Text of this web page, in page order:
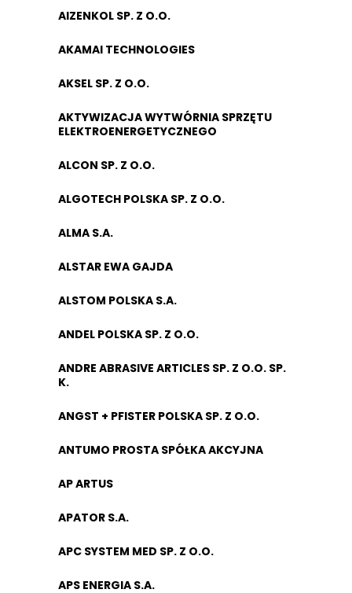
AIZENKOL SP. Z O.O.
AKAMAI TECHNOLOGIES
AKSEL SP. Z O.O.
AKTYWIZACJA WYTWÓRNIA SPRZĘTU
ELEKTROENERGETYCZNEGO
ALCON SP. Z O.O.
ALGOTECH POLSKA SP. Z O.O.
ALMA S.A.
ALSTAR EWA GAJDA
ALSTOM POLSKA S.A.
ANDEL POLSKA SP. Z O.O.
ANDRE ABRASIVE ARTICLES SP. Z O.O. SP.
K.
ANGST + PFISTER POLSKA SP. Z O.O.
ANTUMO PROSTA SPÓŁKA AKCYJNA
AP ARTUS
APATOR S.A.
APC SYSTEM MED SP. Z O.O.
APS ENERGIA S.A.